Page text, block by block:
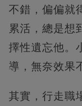
不錯，偏偏就
累活，總是想
擇性遺忘他。
導，無奈效果
其實，行走職